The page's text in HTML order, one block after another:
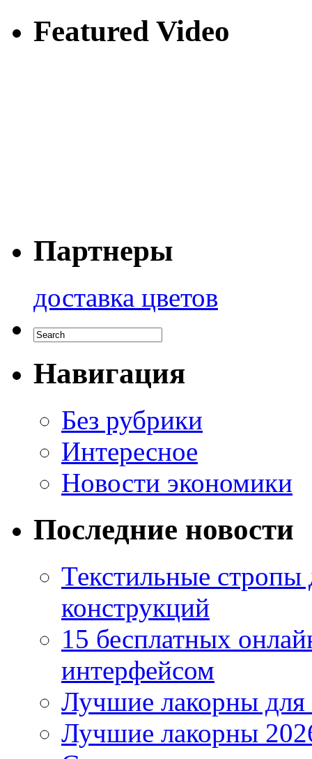
Featured Video
Партнеры
доставка цветов
Навигация
Без рубрики
Интересное
Новости экономики
Последние новости
Текстильные
конструкций
15 бесплатных
интерфейсом
Лучшие лакорны для
Лучшие лакорны